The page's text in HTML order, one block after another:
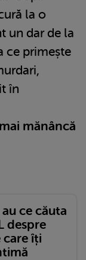
la o
un dar de la
ce primește
în
mănâncă
ce căuta
despre
care îți